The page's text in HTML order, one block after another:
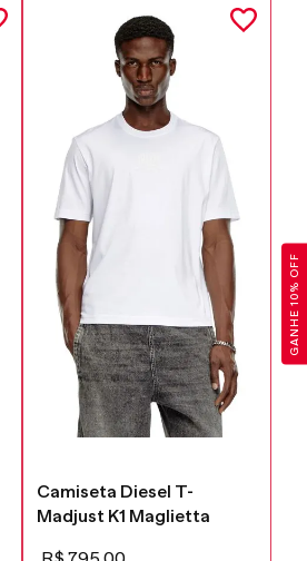
GANHE 10% OFF
Camiseta Diesel T-
Madjust K1 Maglietta